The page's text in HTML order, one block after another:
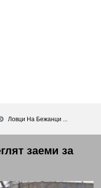
Ловци На Бежанци ...
заеми за